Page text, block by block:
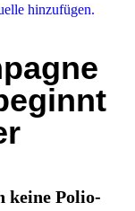
hinzufügen.
keine Polio-